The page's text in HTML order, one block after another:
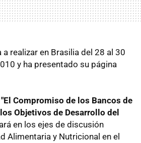
a realizar en Brasilia del 28 al 30
y ha presentado su página
"El Compromiso de los Bancos de
Objetivos de Desarrollo del
en los ejes de discusión
Alimentaria y Nutricional en el